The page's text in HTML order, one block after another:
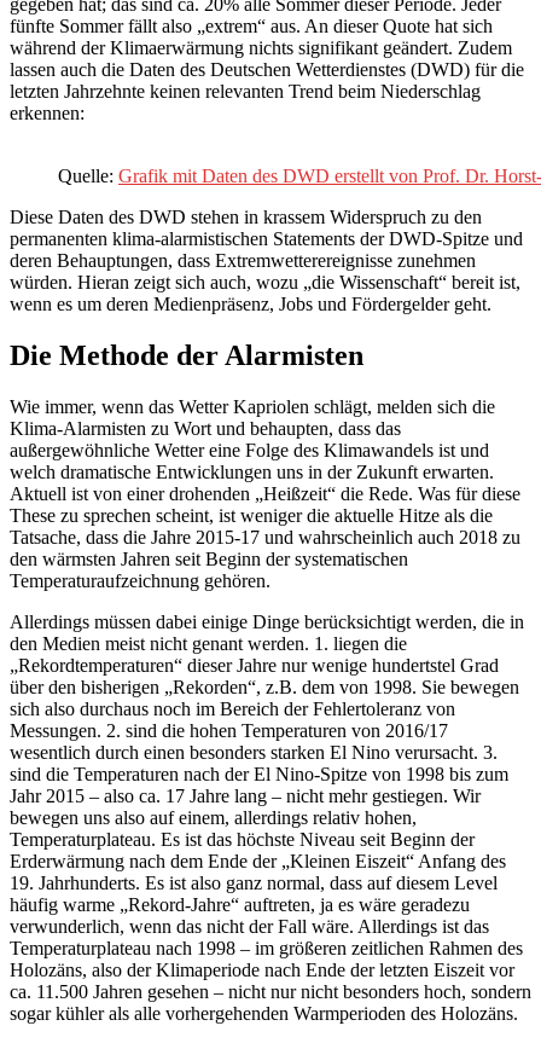
gegeben hat; das sind ca. 20% alle Sommer dieser Periode. Jeder
fünfte Sommer fällt also „extrem“ aus. An dieser Quote hat sich
während der Klimaerwärmung nichts signifikant geändert. Zudem
lassen auch die Daten des Deutschen Wetterdienstes (DWD) für die
letzten Jahrzehnte keinen relevanten Trend beim Niederschlag
erkennen:
Quelle: Grafik mit Daten des DWD erstellt von Prof. Dr.
Diese Daten des DWD stehen in krassem Widerspruch zu den
permanenten klima-alarmistischen Statements der DWD-Spitze und
deren Behauptungen, dass Extremwetterereignisse zunehmen
würden. Hieran zeigt sich auch, wozu „die Wissenschaft“ bereit ist,
wenn es um deren Medienpräsenz, Jobs und Fördergelder geht.
Die Methode der Alarmisten
Wie immer, wenn das Wetter Kapriolen schlägt, melden sich die
Klima-Alarmisten zu Wort und behaupten, dass das
außergewöhnliche Wetter eine Folge des Klimawandels ist und
welch dramatische Entwicklungen uns in der Zukunft erwarten.
Aktuell ist von einer drohenden „Heißzeit“ die Rede. Was für diese
These zu sprechen scheint, ist weniger die aktuelle Hitze als die
Tatsache, dass die Jahre 2015-17 und wahrscheinlich auch 2018 zu
den wärmsten Jahren seit Beginn der systematischen
Temperaturaufzeichnung gehören.
Allerdings müssen dabei einige Dinge berücksichtigt werden, die in
den Medien meist nicht genant werden. 1. liegen die
„Rekordtemperaturen“ dieser Jahre nur wenige hundertstel Grad
über den bisherigen „Rekorden“, z.B. dem von 1998. Sie bewegen
sich also durchaus noch im Bereich der Fehlertoleranz von
Messungen. 2. sind die hohen Temperaturen von 2016/17
wesentlich durch einen besonders starken El Nino verursacht. 3.
sind die Temperaturen nach der El Nino-Spitze von 1998 bis zum
Jahr 2015 – also ca. 17 Jahre lang – nicht mehr gestiegen. Wir
bewegen uns also auf einem, allerdings relativ hohen,
Temperaturplateau. Es ist das höchste Niveau seit Beginn der
Erderwärmung nach dem Ende der „Kleinen Eiszeit“ Anfang des
19. Jahrhunderts. Es ist also ganz normal, dass auf diesem Level
häufig warme „Rekord-Jahre“ auftreten, ja es wäre geradezu
verwunderlich, wenn das nicht der Fall wäre. Allerdings ist das
Temperaturplateau nach 1998 – im größeren zeitlichen Rahmen des
Holozäns, also der Klimaperiode nach Ende der letzten Eiszeit vor
ca. 11.500 Jahren gesehen – nicht nur nicht besonders hoch, sondern
sogar kühler als alle vorhergehenden Warmperioden des Holozäns.